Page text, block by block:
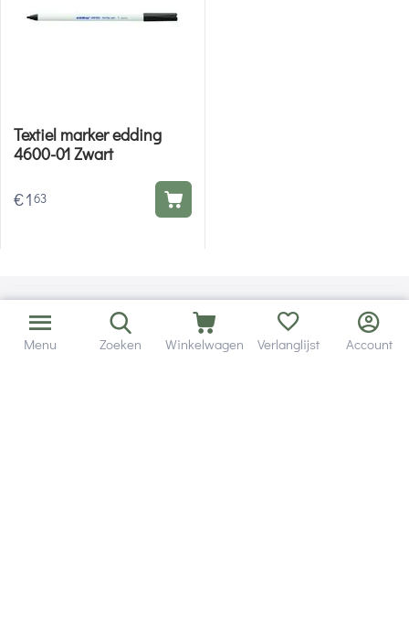
Textiel marker edding
4600-01 Zwart
€163
Menu Zoeken Winkelwagen Verlanglijst Account